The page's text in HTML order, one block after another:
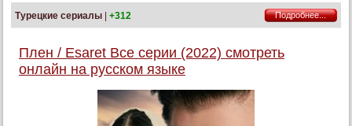
Турецкие сериалы +312 Подробнее...
Плен / Esaret Все серии (2022) смотреть
онлайн на русском языке